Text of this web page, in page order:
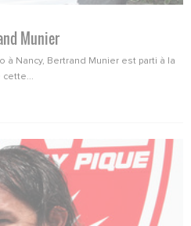
Munier
à Nancy, Bertrand Munier est parti à la
cette...